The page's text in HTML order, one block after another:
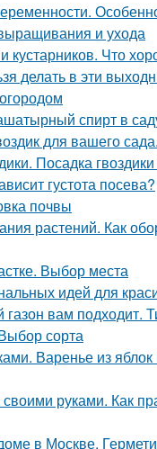
и ухода
кустарников. Что
делать в эти
спирт в
для вашего
Посадка
густота посева?
почвы
растений. Как
Выбор места
идей для
вам подходит.
сорта
Варенье из
руками. Как
в Москве.